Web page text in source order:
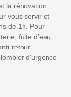
la rénovation.
vous servir et
de 1h. Pour
fuite d'eau,
retour,
d'urgence